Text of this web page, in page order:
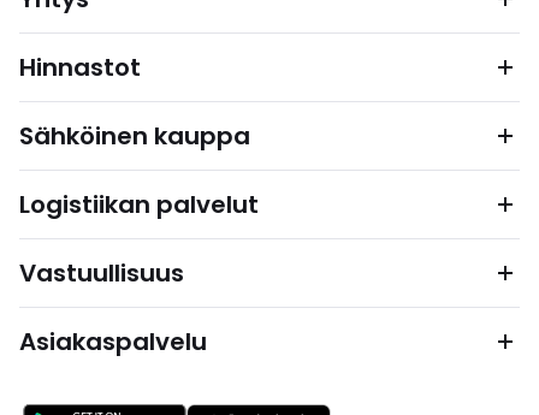
Hinnastot
Sähköinen kauppa
Logistiikan palvelut
Vastuullisuus
Asiakaspalvelu